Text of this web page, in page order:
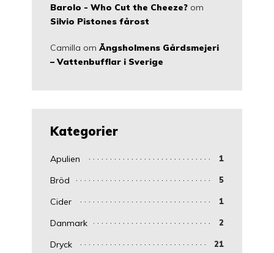
Barolo - Who Cut the Cheeze? om
Silvio Pistones fårost
Camilla om Ängsholmens Gårdsmejeri
– Vattenbufflar i Sverige
Kategorier
Apulien 1
Bröd 5
Cider 1
Danmark 2
Dryck 21